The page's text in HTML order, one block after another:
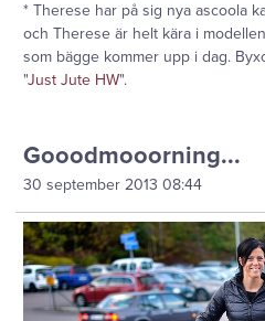
* Therese har på sig nya ascoola
och Therese är helt kära i
som bägge kommer upp i dag.
"Just Jute HW".
Gooodmooorning...
30 september 2013 08:44